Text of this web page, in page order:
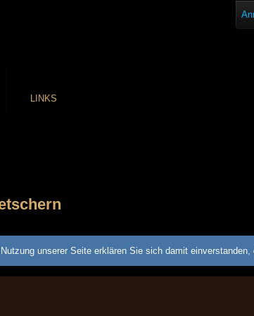
LINKS
unserer Seite erklären Sie sich damit